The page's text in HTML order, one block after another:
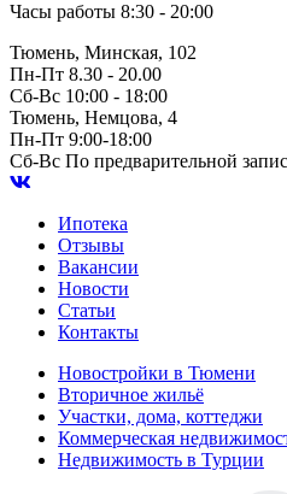
Часы работы 8:30 - 20:00
Тюмень, Минская, 102
Пн-Пт 8.30 - 20.00
Сб-Вс 10:00 - 18:00
Тюмень, Немцова, 4
Пн-Пт 9:00-18:00
Сб-Вс По предварительной
Ипотека
Отзывы
Вакансии
Новости
Статьи
Контакты
Новостройки в Тюмени
Вторичное жильё
Участки, дома, коттеджи
Коммерческая
Недвижимость в Турции